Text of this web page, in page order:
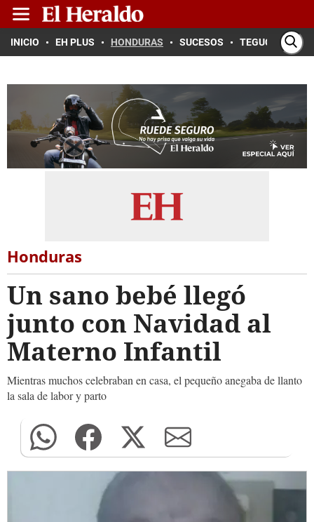
INICIO EH PLUS HONDURAS SUCESOS TEGUCIGALPA
Honduras
Un sano bebé llegó
junto con Navidad al
Materno Infantil
Mientras muchos celebraban en casa, el pequeño anegaba de llanto
la sala de labor y parto